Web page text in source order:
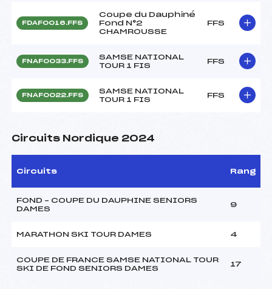
FDAF0016.FFS
Coupe du Dauphiné
Fond N°2
CHAMROUSSE
FFS
FNAF0033.FFS
SAMSE NATIONAL
TOUR 1 FIS
FFS
FNAF0022.FFS
SAMSE NATIONAL
TOUR 1 FIS
FFS
Circuits Nordique 2024
Circuits Rang
FOND – COUPE DU DAUPHINE SENIORS
DAMES
9
MARATHON SKI TOUR DAMES 4
COUPE DE FRANCE SAMSE NATIONAL TOUR
SKI DE FOND SENIORS DAMES
17